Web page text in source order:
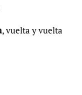
, vuelta y vuelta